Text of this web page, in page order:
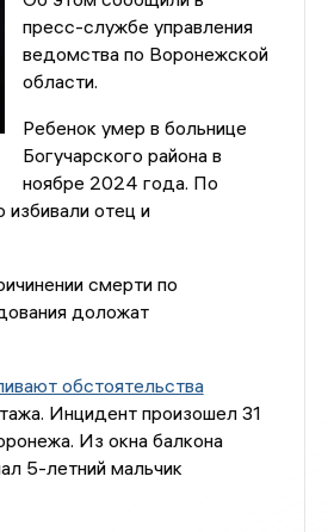
пресс-службе управления
ведомства по Воронежской
области.
Ребенок умер в больнице
Богучарского района в
ноябре 2024 года. По
отец и
смерти по
доложат
обстоятельства
Инцидент произошел 31
Из окна балкона
5-летний мальчик